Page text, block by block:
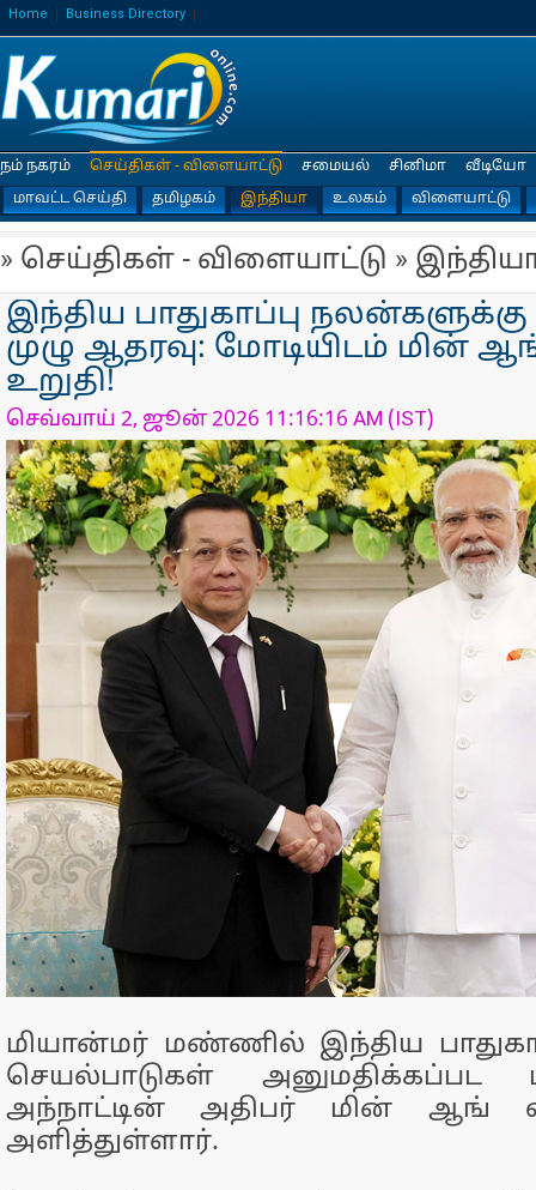
Home Business Directory
நம் நகரம்
செய்திகள் - விளையாட்டு
மாவட்ட செய்தி
தமிழகம் இந்தியா உலகம் விளையாட்டு
சமையல் சினிமா வீடியோ
» செய்திகள் - விளையாட்டு »
இந்திய பாதுகாப்பு
முழு ஆதரவு: மோடியிடம் மின்
உறுதி!
செவ்வாய் 2, ஜூன் 2026 11:16:16 AM (IST)
மியான்மர் மண்ணில் இந்திய
செயல்பாடுகள் அனுமதிக்கப்பட
அந்நாட்டின் அதிபர் மின் ஆங்
அளித்துள்ளார்.